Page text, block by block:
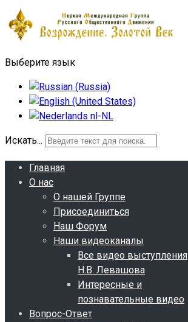
Выберите язык
Искать...
Главная
О нас
О нашей Группе
Присоединиться
Наш Форум
Наши видеоканалы
Все видео выступления
Н.В. Левашова
Интересные и
познавательные видео
Вопрос-Ответ